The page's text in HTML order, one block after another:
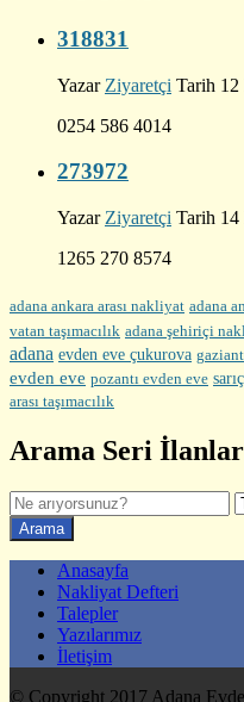
318831
Yazar Ziyaretçi Tarih 12
0254 586 4014
273972
Yazar Ziyaretçi Tarih 14
1265 270 8574
adana ankara arası nakliyat adana
vatan taşımacılık adana şehiriçi
adana evden eve çukurova
evden eve pozantı evden eve
arası taşımacılık
Arama Seri İlanlar
Anasayfa
Nakliyat Defteri
Talepler
Yazılarımız
İletişim
© Copyright 2017 Adana